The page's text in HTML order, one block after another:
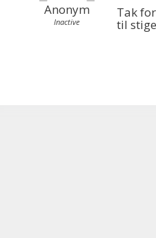
Anonym
Inactive
Tak
til